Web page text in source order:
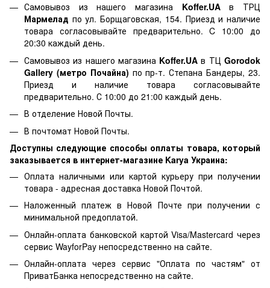
Самовывоз из нашего магазина Koffer.UAв ТРЦ
Мармелад по ул. Борщаговская, 154. Приезд и наличие
товара согласовывайте предварительно. C 10:00 до
20:30 каждый день.
Самовывоз из нашего магазина Koffer.UA в ТЦGorodok
Gallery (метро Почайна) по пр-т. Степана Бандеры, 23.
Приезд и наличие товара согласовывайте
предварительно. С 10:00 до 21:00 каждый день.
В отделение Новой Почты.
В почтомат Новой Почты.
Доступны следующие способы оплаты товара, который
заказывается в интернет-магазине Karya Украина:
Оплата наличными или картой курьеру при получении
товара - адресная доставка Новой Почтой.
Наложенный платеж в Новой Почте при получении с
минимальной предоплатой.
Онлайн-оплата банковской картой Visa/Mastercard через
сервис WayforPay непосредственно на сайте.
Онлайн-оплата через сервис "Оплата по частям" от
ПриватБанка непосредственно на сайте.